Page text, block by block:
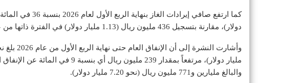
دولار)، مقارنة بتسجيل 436 مليون ريال (1.13 مليار دولار) في الفترة ذاتها من عام 2025.
والبالغ مليارين و771 مليون ريال (نحو 7.20 مليار دولار).